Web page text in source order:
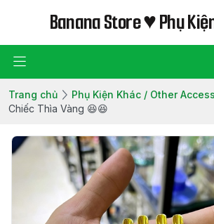
Banana Store ♥ Phụ
Trang chủ
Phụ Kiện Khác / Other
Chiếc Thìa Vàng 😆😆